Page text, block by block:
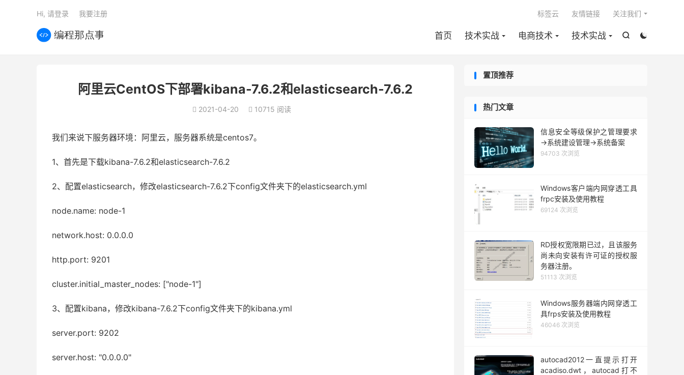


首页 技术实战 电商技术 技术实战
标签云 友情链接 关注我们
Hi, 请登录 我要注册
阿里云CentOS下部署kibana-7.6.2和elasticsearch-7.6.2
 2021-04-20  10715 阅读
我们来说下服务器环境：阿里云，服务器系统是centos7。
1、首先是下载kibana-7.6.2和elasticsearch-7.6.2
2、配置elasticsearch，修改elasticsearch-7.6.2下config文件夹下的elasticsearch.yml
node.name: node-1
network.host: 0.0.0.0
http.port: 9201
cluster.initial_master_nodes: ["node-1"]
3、配置kibana，修改kibana-7.6.2下config文件夹下的kibana.yml
server.port: 9202
server.host: "0.0.0.0"
置顶推荐
热门文章
信息安全等级保护之管理要求
→系统建设管理→系统备案
94703 次浏览
Windows客户端内网穿透工具
frpc安装及使用教程
69124 次浏览
RD授权宽限期已过，且该服务
尚未向安装有许可证的授权服
务器注册。
51113 次浏览
Windows服务器端内网穿透工
具frps安装及使用教程
46046 次浏览
autocad2012一直提示打开
acadiso.dwt，autocad打不